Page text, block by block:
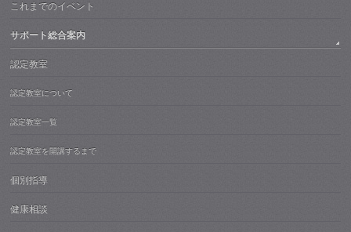
これまでのイベント
サポート総合案内
認定教室
認定教室について
認定教室一覧
認定教室を開講するまで
個別指導
健康相談